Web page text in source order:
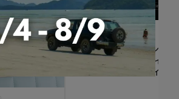
Refinad
Refinad専用オプション ブ
イドロープ 手編み パイピン
グ 編込みロープデザイン